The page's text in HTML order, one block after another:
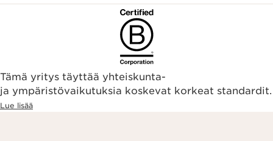
Tämä yritys täyttää yhteiskunta-
ja ympäristövaikutuksia koskevat korkeat standardit.
Lue lisää